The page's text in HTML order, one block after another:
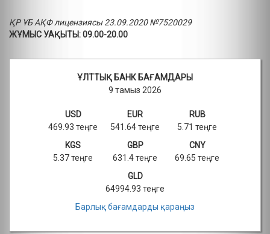
ҚР ҰБ АҚФ лицензиясы 23.09.2020 №7520029
ЖҰМЫС УАҚЫТЫ: 09.00-20.00
ҰЛТТЫҚ БАНК БАҒАМДАРЫ
9 тамыз 2026
USD
469.93 теңге
EUR
541.64 теңге
RUB
5.71 теңге
KGS
5.37 теңге
GBP
631.4 теңге
CNY
69.65 теңге
GLD
64994.93 теңге
Барлық бағамдарды қараңыз